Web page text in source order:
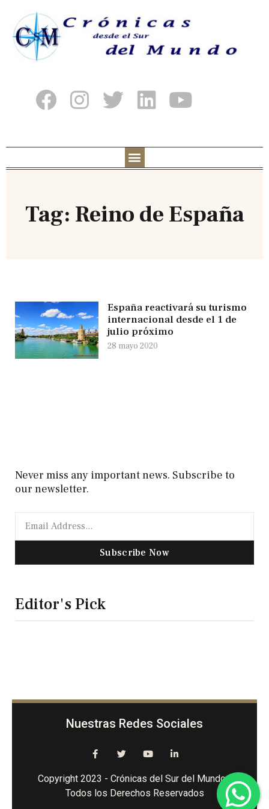
Tag: Reino de España
España reactivará su turismo
internacional desde el 1 de
julio próximo
28 mayo 2020
Never miss any important news. Subscribe to
our newsletter.
Subscribe Now
Editor's Pick
Nuestras Redes Sociales
Copyright 2023 - Crónicas del Sur del Mundo -
Todos los Derechos Reservados